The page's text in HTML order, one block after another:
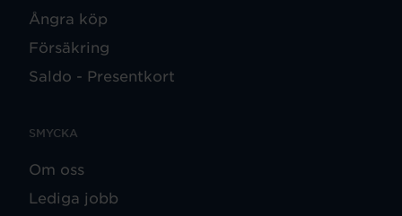
Ångra köp
Försäkring
Saldo - Presentkort
SMYCKA
Om oss
Lediga jobb